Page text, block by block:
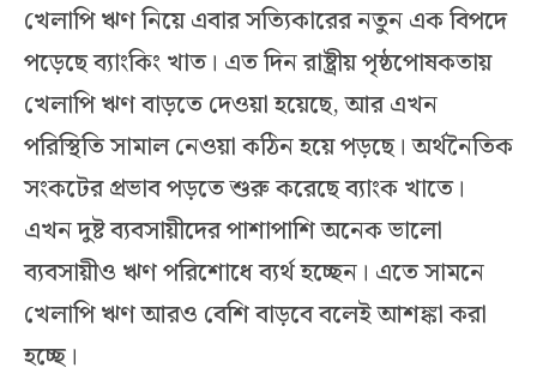
খেলাপি ঋণ নিয়ে এবার সত্যিকারের নতুন এক বিপদে
পড়েছে ব্যাংকিং খাত। এত দিন রাষ্ট্রীয় পৃষ্ঠপোষকতায়
খেলাপি ঋণ বাড়তে দেওয়া হয়েছে, আর এখন
পরিস্থিতি সামাল নেওয়া কঠিন হয়ে পড়ছে। অর্থনৈতিক
সংকটের প্রভাব পড়তে শুরু করেছে ব্যাংক খাতে।
এখন দুষ্ট ব্যবসায়ীদের পাশাপাশি অনেক ভালো
ব্যবসায়ীও ঋণ পরিশোধে ব্যর্থ হচ্ছেন। এতে সামনে
খেলাপি ঋণ আরও বেশি বাড়বে বলেই আশঙ্কা করা
হচ্ছে।